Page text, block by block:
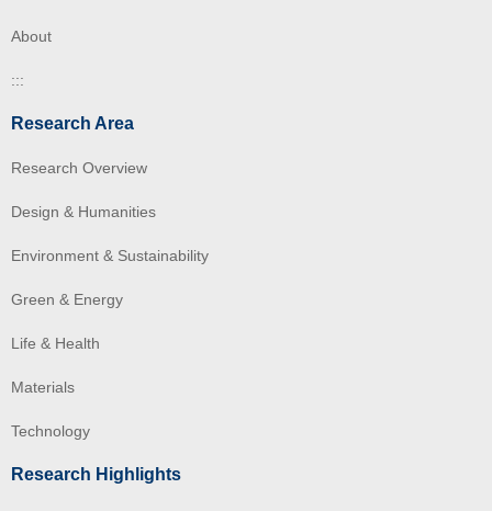
About
:::
Research Area
Research Overview
Design & Humanities
Environment & Sustainability
Green & Energy
Life & Health
Materials
Technology
Research Highlights